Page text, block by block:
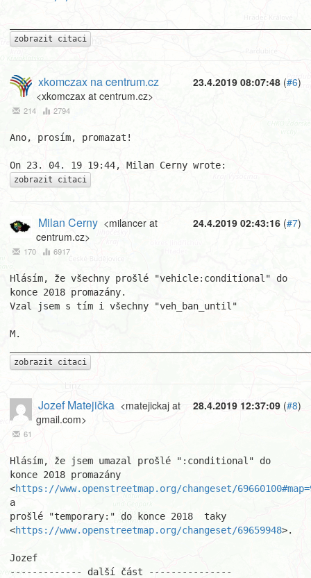
zobrazit citaci
23.4.2019 08:07:48 (#6)
xkomczax na centrum.cz
<xkomczax at centrum.cz>
214 2794
Ano, prosím, promazat!
zobrazit citaci
24.4.2019 02:43:16 (#7)
Milan Cerny <milancer at
centrum.cz>
170 6917
Hlásím, že všechny prošlé "vehicle:conditional" do
konce 2018 promazány.
Vzal jsem s tím i všechny "veh_ban_until"
M.
zobrazit citaci
28.4.2019 12:37:09 (#8)
Jozef Matejička <matejickaj at
gmail.com>
61
Hlásím, že jsem umazal prošlé ":conditional" do
konce 2018 promazány
<https://www.openstreetmap.org/changeset/
a
prošlé "temporary:" do konce 2018  taky
<https://www.openstreetmap.org/changeset/69659948>.
Jozef
------------- další část ---------------